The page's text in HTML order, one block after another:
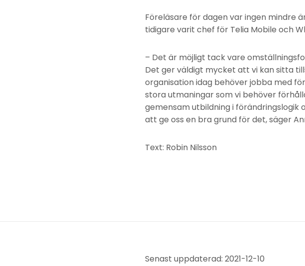
Föreläsare för dagen var ingen mindre
tidigare varit chef för Telia Mobile och
– Det är möjligt tack vare
Det ger väldigt mycket att vi kan sitta
organisation idag behöver jobba med
stora utmaningar som vi behöver
gemensam utbildning i
att ge oss en bra grund för det, säger
Text: Robin Nilsson
Senast uppdaterad: 2021-12-10